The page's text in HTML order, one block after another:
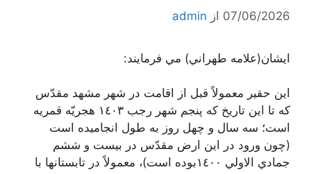
07/06/2026 از admin
ايشان(علامه طهراني) مي فرمايند:
اين حقير معمولاً قبل از اقامت در شهر مشهد مقدّس
كه تا اين تاريخ كه پنجم شهر رجب ١٤٠٣ هجريّه قمريه
است؛ سه سال و چهل روز به طول انجاميده است
(چون ورود در اين ارض مقدّس در بيست و ششم
جمادي الاولي ١٤٠٠بوده است)، معمولاً در تابستانها با